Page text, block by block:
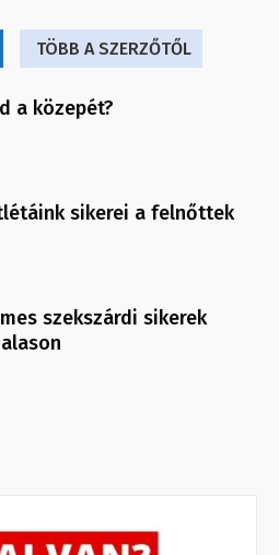
TÖBB A SZERZŐTŐL
a közepét?
sikerei a felnőttek
szekszárdi sikerek